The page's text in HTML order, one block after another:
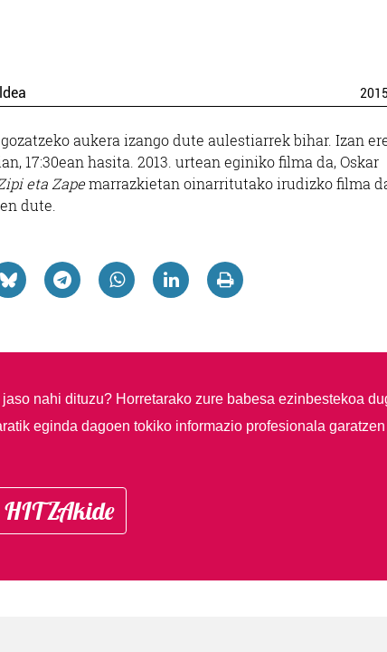
2015
aukera izango dute aulestiarrek bihar. Izan
17:30ean hasita. 2013. urtean eginiko filma da, Oskar
eta Zapemarrazkietan oinarritutako irudizko filma
dute.
nahi dituzu? Horretarako zure babesa ezinbestekoa
eginda dagoen tokiko informazio profesionala garatzen
HITZAkide